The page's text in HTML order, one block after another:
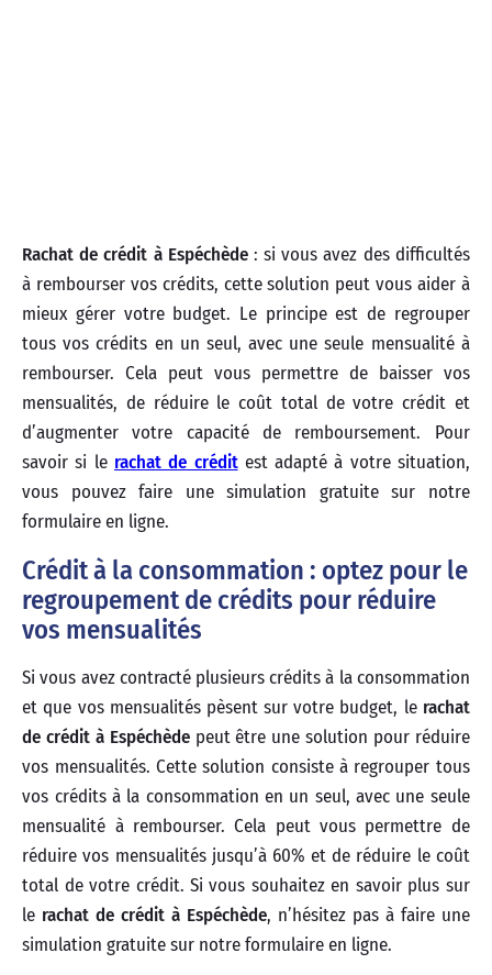
Rachat de crédit à Espéchède: si vous avez des difficultés
à rembourser vos crédits, cette solution peut vous aider à
mieux gérer votre budget. Le principe est de regrouper
tous vos crédits en un seul, avec une seule mensualité à
rembourser. Cela peut vous permettre de baisser vos
mensualités, de réduire le coût total de votre crédit et
d’augmenter votre capacité de remboursement. Pour
savoir si le rachat de créditest adapté à votre situation,
vous pouvez faire une simulation gratuite sur notre
formulaire en ligne.
Crédit à la consommation : optez pour le
regroupement de crédits pour réduire
vos mensualités
Si vous avez contracté plusieurs crédits à la consommation
et que vos mensualités pèsent sur votre budget, le rachat
de crédit à Espéchèdepeut être une solution pour réduire
vos mensualités. Cette solution consiste à regrouper tous
vos crédits à la consommation en un seul, avec une seule
mensualité à rembourser. Cela peut vous permettre de
réduire vos mensualités jusqu’à 60% et de réduire le coût
total de votre crédit. Si vous souhaitez en savoir plus sur
le rachat de crédit à Espéchède, n’hésitez pas à faire une
simulation gratuite sur notre formulaire en ligne.